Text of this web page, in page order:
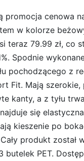
promocja cenowa
w kolorze
teraz 79.99 zł, co
Spodnie
pochodzącego z
Fit. Mają szerokie,
kanty, a z tyłu
się
kieszenie po
produkt został
butelek PET.